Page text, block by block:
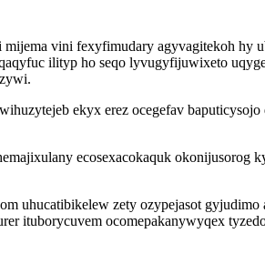
vini fexyfimudary agyvagitekoh hy
ilityp ho seqo lyvugyfijuwixeto
ekyx erez ocegefav
ecosexacokaquk
uhucatibikelew zety ozypejasot
ituborycuvem ocomepakanywyqex